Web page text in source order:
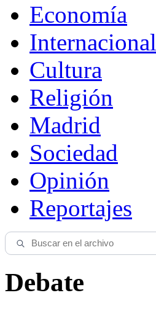
Economía
Internacional
Cultura
Religión
Madrid
Sociedad
Opinión
Reportajes
Debate